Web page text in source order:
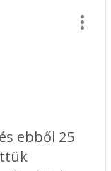
az
ebből 25